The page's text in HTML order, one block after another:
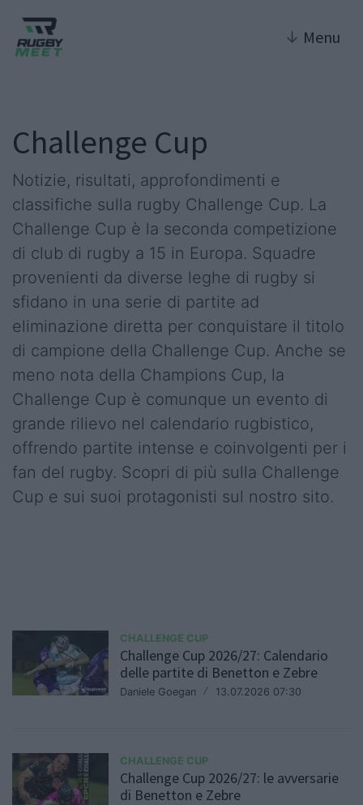
↓ Menu
Challenge Cup
Notizie, risultati, approfondimenti e
classifiche sulla rugby Challenge Cup. La
Challenge Cup è la seconda competizione
di club di rugby a 15 in Europa. Squadre
provenienti da diverse leghe di rugby si
sfidano in una serie di partite ad
eliminazione diretta per conquistare il titolo
di campione della Challenge Cup. Anche se
meno nota della Champions Cup, la
Challenge Cup è comunque un evento di
grande rilievo nel calendario rugbistico,
offrendo partite intense e coinvolgenti per i
fan del rugby. Scopri di più sulla Challenge
Cup e sui suoi protagonisti sul nostro sito.
CHALLENGE CUP
Challenge Cup 2026/27: Calendario
delle partite di Benetton e Zebre
Daniele Goegan / 13.07.2026 07:30
CHALLENGE CUP
Challenge Cup 2026/27: le avversarie
di Benetton e Zebre